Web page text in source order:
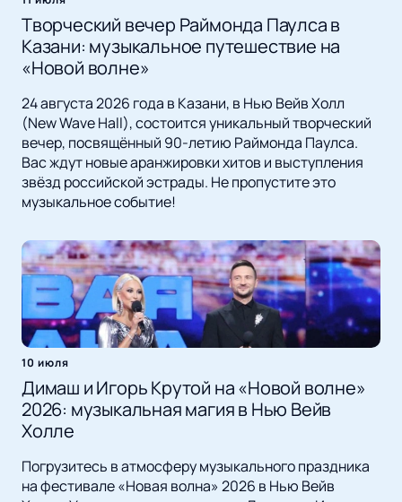
Творческий вечер Раймонда Паулса в
Казани: музыкальное путешествие на
«Новой волне»
24 августа 2026 года в Казани, в Нью Вейв Холл
(New Wave Hall), состоится уникальный творческий
вечер, посвящённый 90-летию Раймонда Паулса.
Вас ждут новые аранжировки хитов и выступления
звёзд российской эстрады. Не пропустите это
музыкальное событие!
10 июля
Димаш и Игорь Крутой на «Новой волне»
2026: музыкальная магия в Нью Вейв
Холле
Погрузитесь в атмосферу музыкального праздника
на фестивале «Новая волна» 2026 в Нью Вейв